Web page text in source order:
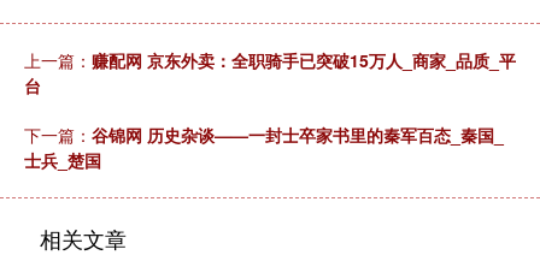
上一篇： 赚配网 京东外卖：全职骑手已突破15万人_商家_品质_平
台
下一篇： 谷锦网 历史杂谈——一封士卒家书里的秦军百态_秦国_
士兵_楚国
相关文章